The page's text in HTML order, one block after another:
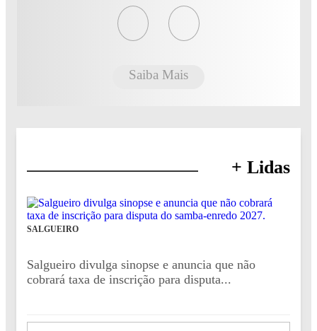
Saiba Mais
+ Lidas
SALGUEIRO
Salgueiro divulga sinopse e anuncia que não
cobrará taxa de inscrição para disputa...